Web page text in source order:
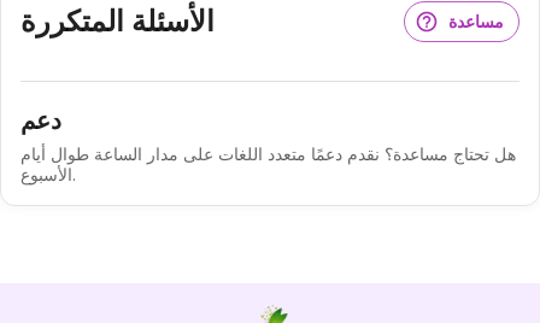
الأسئلة المتكررة مساعدة
دعم
هل تحتاج مساعدة؟ نقدم دعمًا متعدد اللغات على مدار الساعة طوال أيام
الأسبوع.